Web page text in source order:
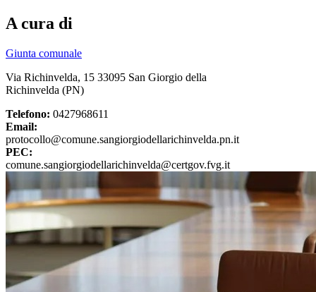
A cura di
Giunta comunale
Via Richinvelda, 15 33095 San Giorgio della
Richinvelda (PN)
Telefono: 0427968611
Email:
protocollo@comune.sangiorgiodellarichinvelda.pn.it
PEC:
comune.sangiorgiodellarichinvelda@certgov.fvg.it